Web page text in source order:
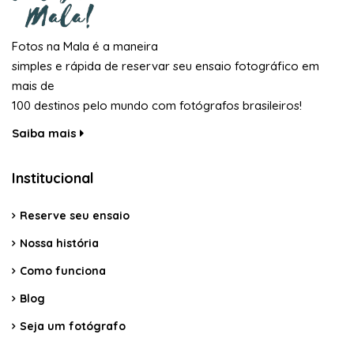
Fotos na Mala é a maneira
simples e rápida de reservar seu ensaio fotográfico em
mais de
100 destinos pelo mundo com fotógrafos brasileiros!
Saiba mais
Institucional
Reserve seu ensaio
Nossa história
Como funciona
Blog
Seja um fotógrafo